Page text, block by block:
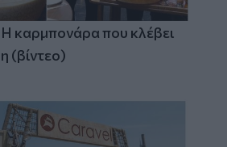
καρμπονάρα που κλέβει
(βίντεο)